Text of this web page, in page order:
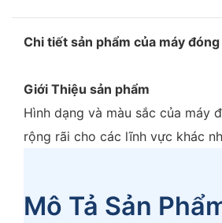
Chi tiết sản phẩm của máy
Giới Thiệu sản phẩm
Hình dạng và màu sắc của
rộng rãi cho các lĩnh vực khác
Mô Tả Sản